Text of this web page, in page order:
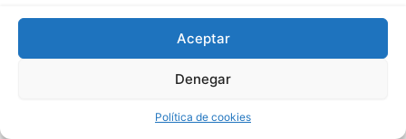
Aceptar
Denegar
Política de cookies
Todos los derechos © 2026 San Miguel De Los Bancos |